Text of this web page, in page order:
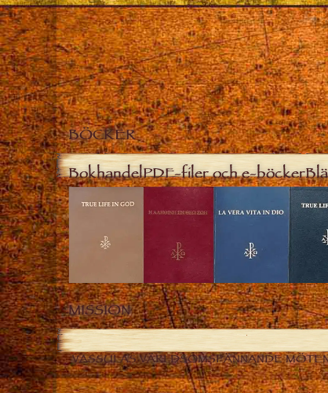
BÖCKER
BokhandelPDF-filer och e-böcker
MISSION
VASSULAS VÄRLDSOMSPÄNNANDE